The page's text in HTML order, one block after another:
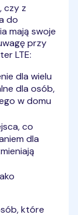
czy z
do
mają swoje
przy
LTE:
dla wielu
dla osób,
w domu
co
dla
które